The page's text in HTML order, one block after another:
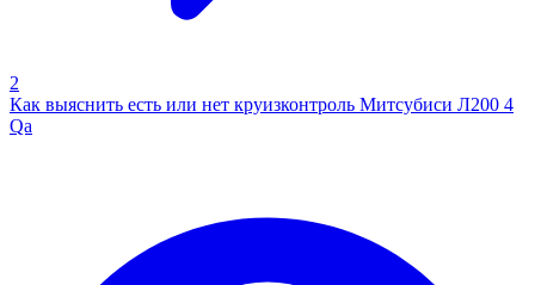
2
Как выяснить есть или нет круизконтроль Митсубиси Л200 4
Qa